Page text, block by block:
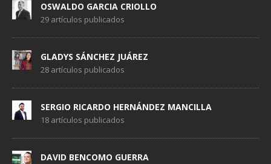
OSWALDO GARCIA CRIOLLO
29 artículos publicados
GLADYS SÁNCHEZ JUÁREZ
28 artículos publicados
SERGIO RICARDO HERNÁNDEZ MANCILLA
18 artículos publicados
DAVID BENCOMO GUERRA